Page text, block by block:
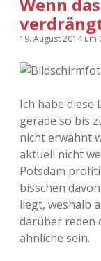
Wenn
19. August 2014um
Ich habe diese
gerade so bis
nicht erwähnt
aktuell nicht
Potsdam
bisschen
liegt, weshalb
darüber reden
ähnliche sein.